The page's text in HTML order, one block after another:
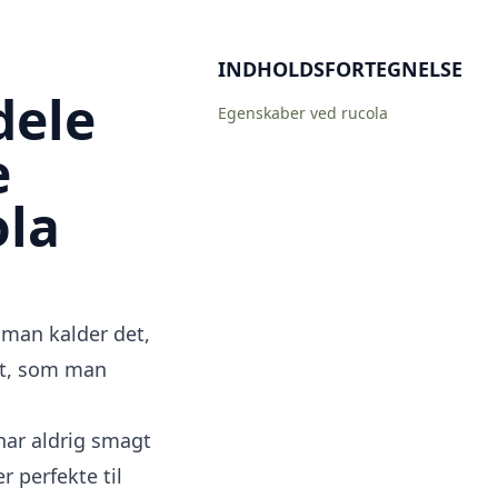
kalder det,
som man
aldrig smagt
perfekte til
INDHOLDSFORTEGNELSE
Egenskaber ved rucola